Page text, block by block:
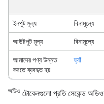
ইনপুট মূল্য বিনামূল্যে
আউটপুট মূল্য বিনামূল্যে
আমাদের পণ্য উন্নত
করতে ব্যবহৃত হয়
হ্যাঁ
অডিও টোকেনগুলো প্রতি সেকেন্ড